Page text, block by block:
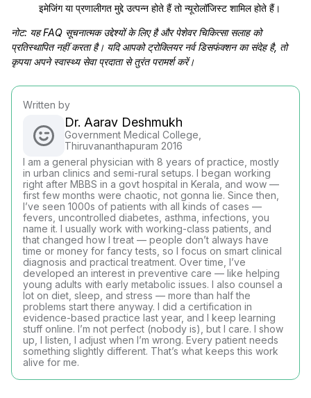
इमेजिंग या प्रणालीगत मुद्दे उत्पन्न होते हैं तो न्यूरोलॉजिस्ट शामिल होते हैं।
नोट: यह FAQ सूचनात्मक उद्देश्यों के लिए है और पेशेवर चिकित्सा सलाह को
प्रतिस्थापित नहीं करता है। यदि आपको ट्रोक्लियर नर्व डिसफंक्शन का संदेह है, तो
कृपया अपने स्वास्थ्य सेवा प्रदाता से तुरंत परामर्श करें।
Written by
Dr. Aarav Deshmukh
Government Medical College,
Thiruvananthapuram 2016
I am a general physician with 8 years of practice, mostly
in urban clinics and semi-rural setups. I began working
right after MBBS in a govt hospital in Kerala, and wow —
first few months were chaotic, not gonna lie. Since then,
I’ve seen 1000s of patients with all kinds of cases —
fevers, uncontrolled diabetes, asthma, infections, you
name it. I usually work with working-class patients, and
that changed how I treat — people don’t always have
time or money for fancy tests, so I focus on smart clinical
diagnosis and practical treatment. Over time, I’ve
developed an interest in preventive care — like helping
young adults with early metabolic issues. I also counsel a
lot on diet, sleep, and stress — more than half the
problems start there anyway. I did a certification in
evidence-based practice last year, and I keep learning
stuff online. I’m not perfect (nobody is), but I care. I show
up, I listen, I adjust when I’m wrong. Every patient needs
something slightly different. That’s what keeps this work
alive for me.